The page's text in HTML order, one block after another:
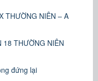
THƯỜNG NIÊN – A
18 THƯỜNG NIÊN
đứng lại